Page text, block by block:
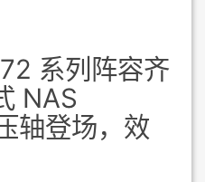
系列阵容齐
NAS
轴登场，效